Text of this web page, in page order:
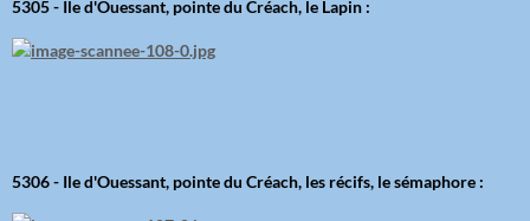
5305 - Ile d'Ouessant, pointe du Créach, le Lapin :
5306 - Ile d'Ouessant, pointe du Créach, les récifs, le sémaphore :